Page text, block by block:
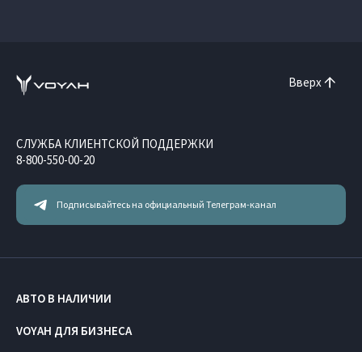
Вверх
Подписывайтесь на официальный Телеграм-канал
СЛУЖБА КЛИЕНТСКОЙ ПОДДЕРЖКИ
8-800-550-00-20
АВТО В НАЛИЧИИ
VOYAH ДЛЯ БИЗНЕСА